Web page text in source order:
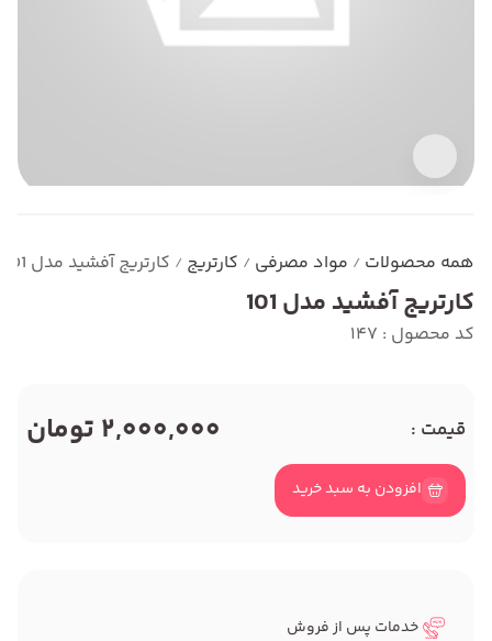
همه محصولات / مواد مصرفی / کارتریج / کارتریج آفشید مدل 101
کارتریج آفشید مدل 101
کد محصول : 147
قیمت : 2,000,000 تومان
افزودن به سبد خرید
خدمات پس از فروش